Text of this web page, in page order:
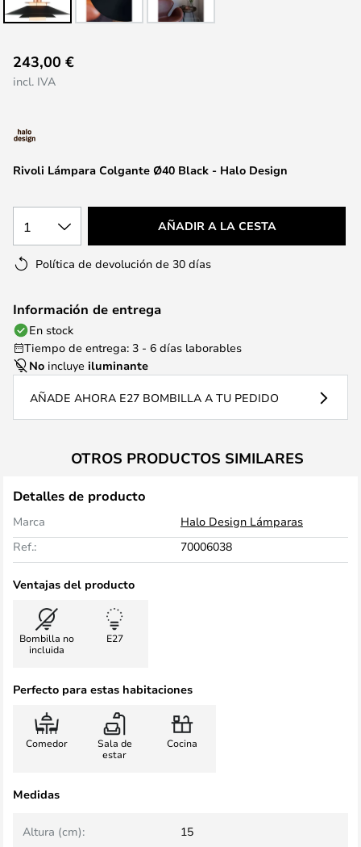
comienzo
galería
deRivoli Lámpara Colgante Ø40 Black - Halo Design
243,00 €
incl. IVA
1 AÑADIR A LA CESTA
Política de devolución de 30 días
Información de entrega
En stock
Tiempo de entrega: 3 - 6 días laborables
No incluye iluminante
AÑADE AHORA E27 BOMBILLA A TU PEDIDO
OTROS PRODUCTOS SIMILARES
Detalles de producto
Marca
Halo Design Lámparas
Ref.:
70006038
Ventajas del producto
Bombilla no
incluida
E27
Perfecto para estas habitaciones
Comedor
Sala de
estar
Cocina
Medidas
Altura (cm): 15